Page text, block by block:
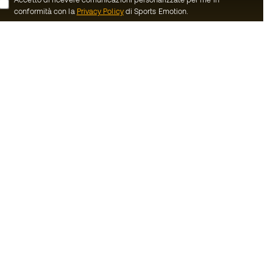
conformità con la Privacy Policydi Sports Emotion.